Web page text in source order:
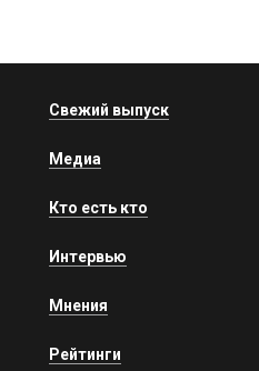
Свежий выпуск
Медиа
Кто есть кто
Интервью
Мнения
Рейтинги